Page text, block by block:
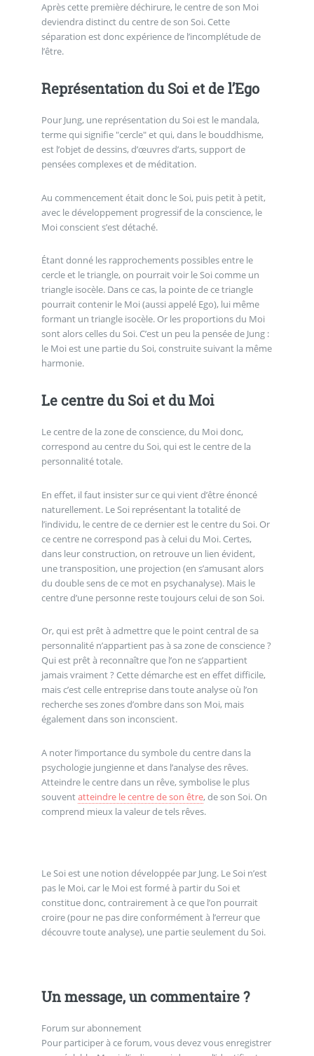
Après cette première déchirure, le centre de son Moi
deviendra distinct du centre de son Soi. Cette
séparation est donc expérience de l’incomplétude de
l’être.
Représentation du Soi et de l’Ego
Pour Jung, une représentation du Soi est le mandala,
terme qui signifie "cercle" et qui, dans le bouddhisme,
est l’objet de dessins, d’œuvres d’arts, support de
pensées complexes et de méditation.
Au commencement était donc le Soi, puis petit à petit,
avec le développement progressif de la conscience, le
Moi conscient s’est détaché.
Étant donné les rapprochements possibles entre le
cercle et le triangle, on pourrait voir le Soi comme un
triangle isocèle. Dans ce cas, la pointe de ce triangle
pourrait contenir le Moi (aussi appelé Ego), lui même
formant un triangle isocèle. Or les proportions du Moi
sont alors celles du Soi. C’est un peu la pensée de Jung :
le Moi est une partie du Soi, construite suivant la même
harmonie.
Le centre du Soi et du Moi
Le centre de la zone de conscience, du Moi donc,
correspond au centre du Soi, qui est le centre de la
personnalité totale.
En effet, il faut insister sur ce qui vient d’être énoncé
naturellement. Le Soi représentant la totalité de
l’individu, le centre de ce dernier est le centre du Soi. Or
ce centre ne correspond pas à celui du Moi. Certes,
dans leur construction, on retrouve un lien évident,
une transposition, une projection (en s’amusant alors
du double sens de ce mot en psychanalyse). Mais le
centre d’une personne reste toujours celui de son Soi.
Or, qui est prêt à admettre que le point central de sa
personnalité n’appartient pas à sa zone de conscience ?
Qui est prêt à reconnaître que l’on ne s’appartient
jamais vraiment ? Cette démarche est en effet difficile,
mais c’est celle entreprise dans toute analyse où l’on
recherche ses zones d’ombre dans son Moi, mais
également dans son inconscient.
A noter l’importance du symbole du centre dans la
psychologie jungienne et dans l’analyse des rêves.
Atteindre le centre dans un rêve, symbolise le plus
souventatteindre le centre de son être, de son Soi. On
comprend mieux la valeur de tels rêves.
Le Soi est une notion développée par Jung. Le Soi n’est
pas le Moi, car le Moi est formé à partir du Soi et
constitue donc, contrairement à ce que l’on pourrait
croire (pour ne pas dire conformément à l’erreur que
découvre toute analyse), une partie seulement du Soi.
Un message, un commentaire ?
Forum sur abonnement
Pour participer à ce forum, vous devez vous enregistrer